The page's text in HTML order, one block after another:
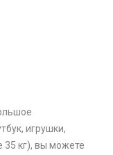
игрушки,
35 кг), вы можете